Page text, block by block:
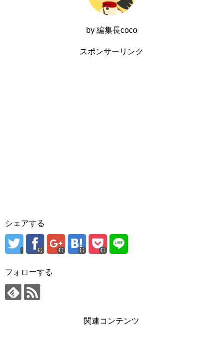
by 編集長coco
スポンサーリンク
シェアする
フォローする
関連コンテンツ